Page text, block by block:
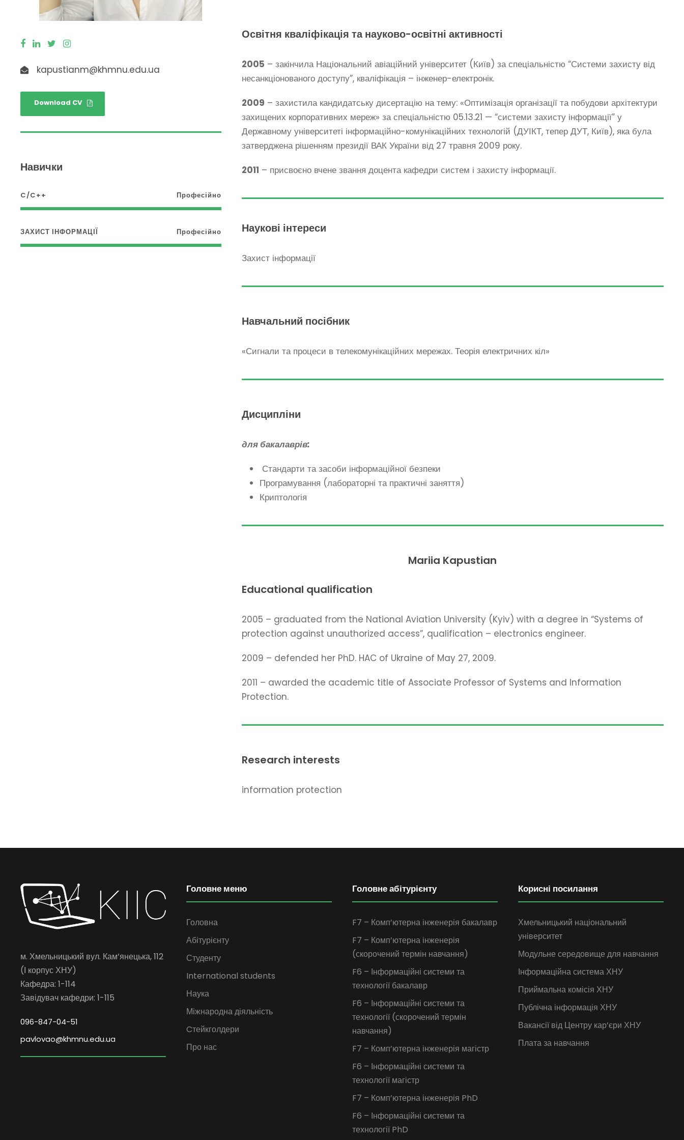
kapustianm@khmnu.edu.ua
Download CV
Навички
C/C++ Професійно
ЗАХИСТ ІНФОРМАЦІЇ Професійно
Освітня кваліфікація та науково-освітні активності
2005 – закінчила Національний авіаційний університет (Київ) за спеціальністю “Системи захисту від
несанкціонованого доступу”, кваліфікація – інженер-електронік.
2009 – захистила кандидатську дисертацію на тему: «Оптимізація організації та побудови архітектури
захищених корпоративних мереж» за спеціальністю 05.13.21 — “системи захисту інформації” у
Державному університеті інформаційно-комунікаційних технологій (ДУІКТ, тепер ДУТ, Київ), яка була
затверджена рішенням президії ВАК України від 27 травня 2009 року.
2011 – присвоєно вчене звання доцента кафедри систем і захисту інформації.
Наукові інтереси
Захист інформації
Навчальний посібник
«Сигнали та процеси в телекомунікаційних мережах. Теорія електричних кіл»
Дисципліни
для бакалаврів:
Стандарти та засоби інформаційної безпеки
Програмування (лабораторні та практичні заняття)
Криптологія
Mariia Kapustian
Educational qualification
2005 – graduated from the National Aviation University (Kyiv) with a degree in “Systems of
protection against unauthorized access”, qualification – electronics engineer.
2009 – defended her PhD. HAC of Ukraine of May 27, 2009.
2011 – awarded the academic title of Associate Professor of Systems and Information
Protection.
Research interests
information protection
м. Хмельницький вул. Кам’янецька, 112
(І корпус ХНУ)
Кафедра: 1-114
Завідувач кафедри: 1-115
096-847-04-51
pavlovao@khmnu.edu.ua
Головне меню
Головна
Абітурієнту
Студенту
International students
Наука
Міжнародна діяльність
Cтейкголдери
Про нас
Головне абітурієнту
F7 – Комп’ютерна інженерія бакалавр
F7 – Комп’ютерна інженерія
(скорочений термін навчання)
F6 – Інформаційні системи та
технології бакалавр
F6 – Інформаційні системи та
технології (скорочений термін
навчання)
F7 – Комп’ютерна інженерія магістр
F6 – Інформаційні системи та
технології магістр
F7 – Комп’ютерна інженерія PhD
F6 – Інформаційні системи та
технології PhD
Корисні посилання
Хмельницький національний
університет
Модульне середовище для навчання
Інформаційна система ХНУ
Приймальна комісія ХНУ
Публічна інформація ХНУ
Вакансії від Центру кар’єри ХНУ
Плата за навчання